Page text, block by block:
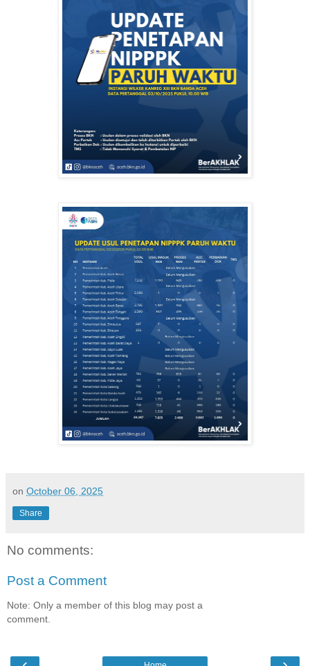
on October 06, 2025
Share
No comments:
Post a Comment
Note: Only a member of this blog may post a
comment.